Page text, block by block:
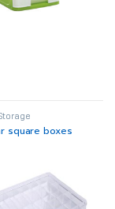
may be chosen
has multiple
square boxes